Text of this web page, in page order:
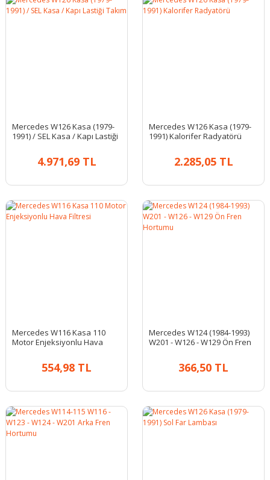
Mercedes W126 Kasa (1979-
1991) / SEL Kasa / Kapı Lastiği
4.971,69 TL
Mercedes W126 Kasa (1979-
1991) Kalorifer Radyatörü
2.285,05 TL
Mercedes W116 Kasa 110
Motor Enjeksiyonlu Hava
554,98 TL
Mercedes W124 (1984-1993)
W201 - W126 - W129 Ön Fren
366,50 TL